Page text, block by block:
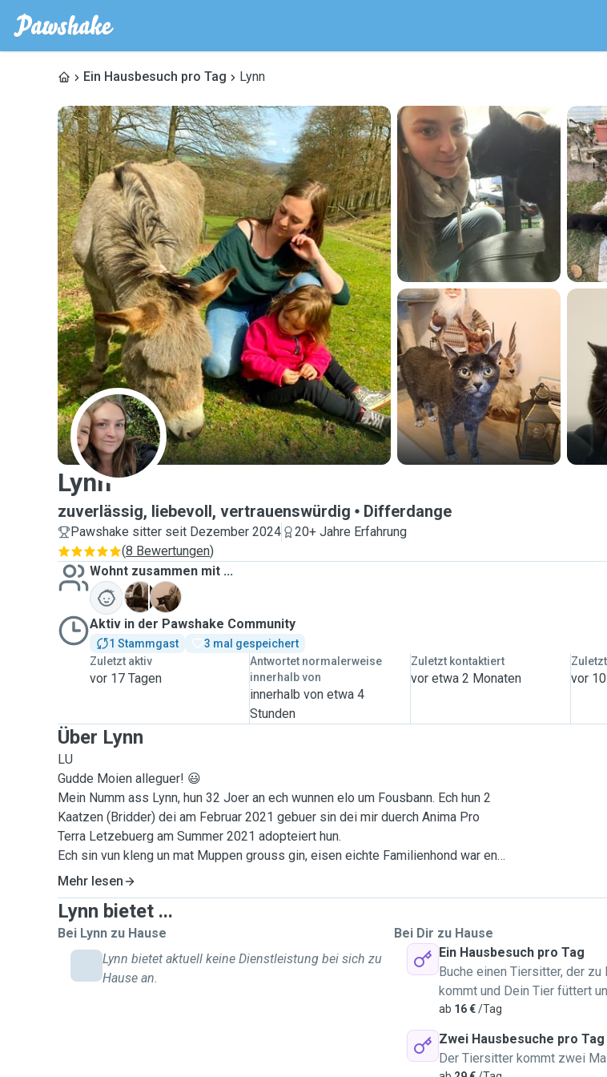
Ein Hausbesuch pro Tag Lynn
L
Lynn
zuverlässig, liebevoll, vertrauenswürdig Differdange
Pawshake sitter seit Dezember 2024
20+ Jahre Erfahrung
(8 Bewertungen)
Wohnt zusammen mit ...
B
P
Aktiv in der Pawshake Community
1 Stammgast
3 mal gespeichert
Zuletzt aktiv
vor 17 Tagen
Antwortet normalerweise
innerhalb von
innerhalb von etwa 4
Stunden
Zuletzt kontaktiert
vor etwa 2 Monaten vor
Über Lynn
LU
Gudde Moien alleguer! 😃
Mein Numm ass Lynn, hun 32 Joer an ech wunnen elo um Fousbann. Ech hun 2
Kaatzen (Bridder) dei am Februar 2021 gebuer sin dei mir duerch Anima Pro
Terra Letzebuerg am Summer 2021 adopteiert hun.
Ech sin vun kleng un mat Muppen grouss gin, eisen eichte Familienhond war en
Rauhhaardackel. weider Mupperassen mat denen ech grouss gi sin:
Bordercollie, Weimaraner, Magyar Vizsla.
Och wann ech mat Muppe grouss gin sin, hun mir eis als Famill aus diversen
Grenn fir Kaatzen entscheed. ma ech sin awer frou mat all Deier, och
Klengdeieren, mir haaten als Kanner zwou Kanengecher, Schildkröten, Fesch an
eng Raat.
Ech beäntweren ganz gären är weider Froen an ech geif mech immens freehen
vun irch ze heieren, an dann och eventuell op ärt Deier/är Deieren dierfen
Mehr lesen
Lynn bietet ...
Bei Lynn zu Hause
Lynn bietet aktuell keine Dienstleistung bei sich zu
Hause an.
Bei Dir zu Hause
Ein Hausbesuch pro Tag
Buche einen Tiersitter, der zu
kommt und Dein Tier füttert
ab 16 €/Tag
Zwei Hausbesuche pro Tag
Der Tiersitter kommt zwei